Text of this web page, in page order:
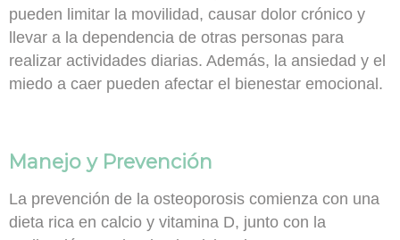
pueden limitar la movilidad, causar dolor crónico y
llevar a la dependencia de otras personas para
realizar actividades diarias. Además, la ansiedad y el
miedo a caer pueden afectar el bienestar emocional.
Manejo y Prevención
La prevención de la osteoporosis comienza con una
dieta rica en calcio y vitamina D, junto con la